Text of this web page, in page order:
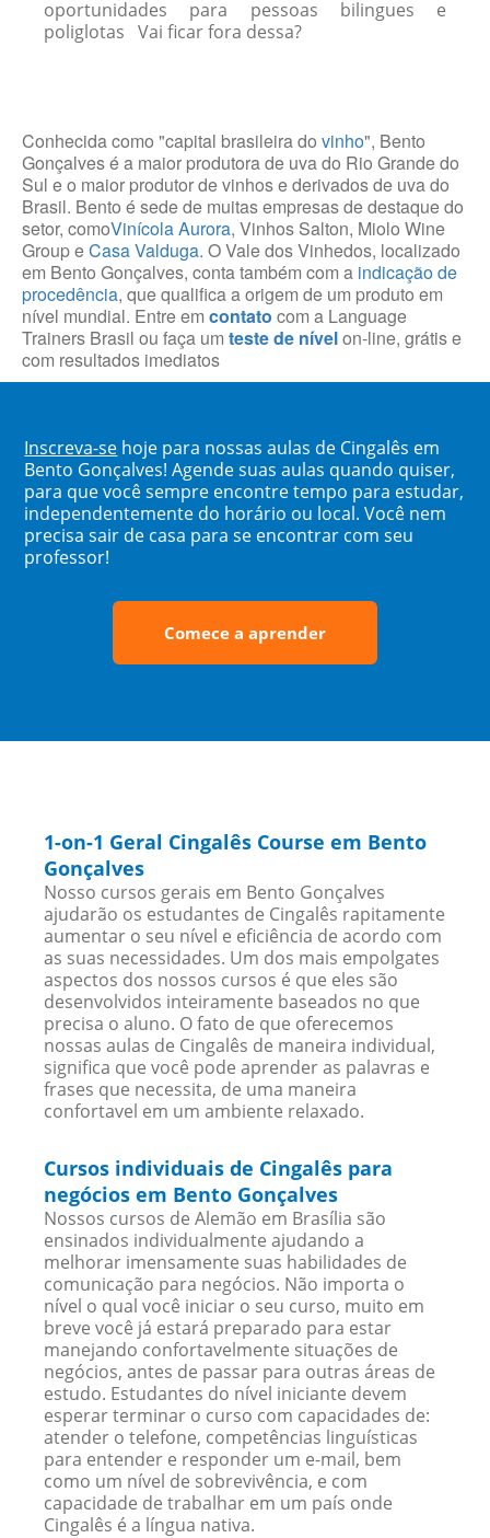
oportunidades para pessoas bilingues e
poliglotas Vai ficar fora dessa?
Conhecida como "capital brasileira do vinho", Bento
Gonçalves é a maior produtora de uva do Rio Grande do
Sul e o maior produtor de vinhos e derivados de uva do
Brasil. Bento é sede de muitas empresas de destaque do
setor, comoVinícola Aurora, Vinhos Salton, Miolo Wine
Group eCasa Valduga. O Vale dos Vinhedos, localizado
em Bento Gonçalves, conta também com a indicação de
procedência, que qualifica a origem de um produto em
nível mundial. Entre em contato com a Language
Trainers Brasil ou faça um teste de nívelon-line, grátis e
com resultados imediatos
Inscreva-se hoje para nossas aulas de Cingalês em
Bento Gonçalves! Agende suas aulas quando quiser,
para que você sempre encontre tempo para estudar,
independentemente do horário ou local. Você nem
precisa sair de casa para se encontrar com seu
professor!
Comece a aprender
1-on-1 Geral Cingalês Course em Bento
Gonçalves
Nosso cursos gerais em Bento Gonçalves
ajudarão os estudantes de Cingalês rapitamente
aumentar o seu nível e eficiência de acordo com
as suas necessidades. Um dos mais empolgates
aspectos dos nossos cursos é que eles são
desenvolvidos inteiramente baseados no que
precisa o aluno. O fato de que oferecemos
nossas aulas de Cingalês de maneira individual,
significa que você pode aprender as palavras e
frases que necessita, de uma maneira
confortavel em um ambiente relaxado.
Cursos individuais de Cingalês para
negócios em Bento Gonçalves
Nossos cursos de Alemão em Brasília são
ensinados individualmente ajudando a
melhorar imensamente suas habilidades de
comunicação para negócios. Não importa o
nível o qual você iniciar o seu curso, muito em
breve você já estará preparado para estar
manejando confortavelmente situações de
negócios, antes de passar para outras áreas de
estudo. Estudantes do nível iniciante devem
esperar terminar o curso com capacidades de:
atender o telefone, competências linguísticas
para entender e responder um e-mail, bem
como um nível de sobrevivência, e com
capacidade de trabalhar em um país onde
Cingalês é a língua nativa.